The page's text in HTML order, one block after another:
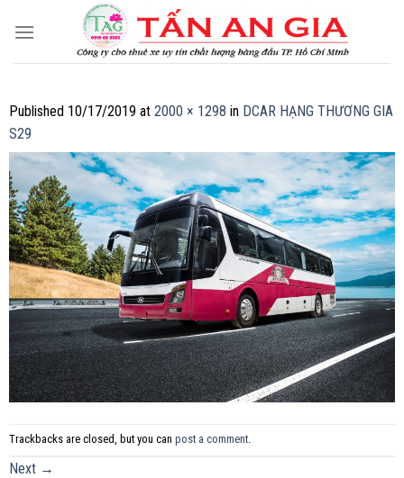
Published 10/17/2019 at 2000 × 1298 in DCAR HẠNG THƯƠNG GIA
S29
Trackbacks are closed, but you can post a comment.
Next →